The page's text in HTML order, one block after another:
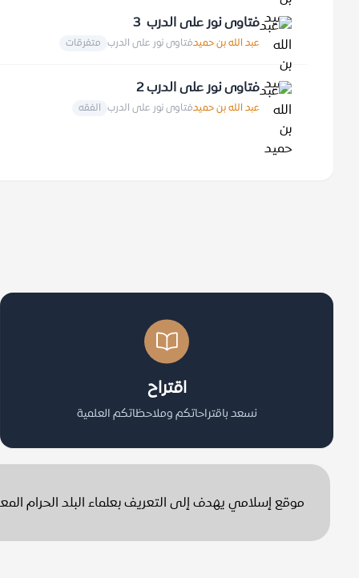
فتاوى نور على الدرب 3
عبد الله بن حميدفتاوى نور على الدرب متفرقات
فتاوى نور على الدرب 2
عبد الله بن حميدفتاوى نور على الدرب الفقه
اقتراح
نسعد باقتراحاتكم وملاحظاتكم العلمية
موقع إسلامي يهدف إلى التعريف بعلماء البلد الحرام